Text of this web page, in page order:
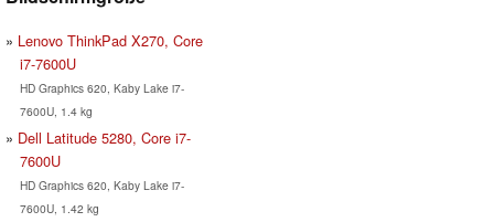
Lenovo ThinkPad X270, Core
i7-7600U
HD Graphics 620, Kaby Lake i7-
7600U, 1.4 kg
Dell Latitude 5280, Core i7-
7600U
HD Graphics 620, Kaby Lake i7-
7600U, 1.42 kg